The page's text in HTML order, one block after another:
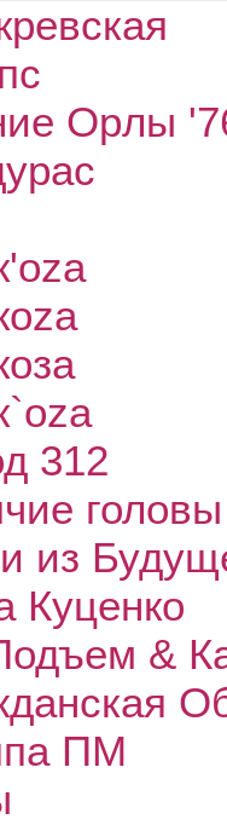
Opлы
312
головы
из
Куценко
&
ПМ